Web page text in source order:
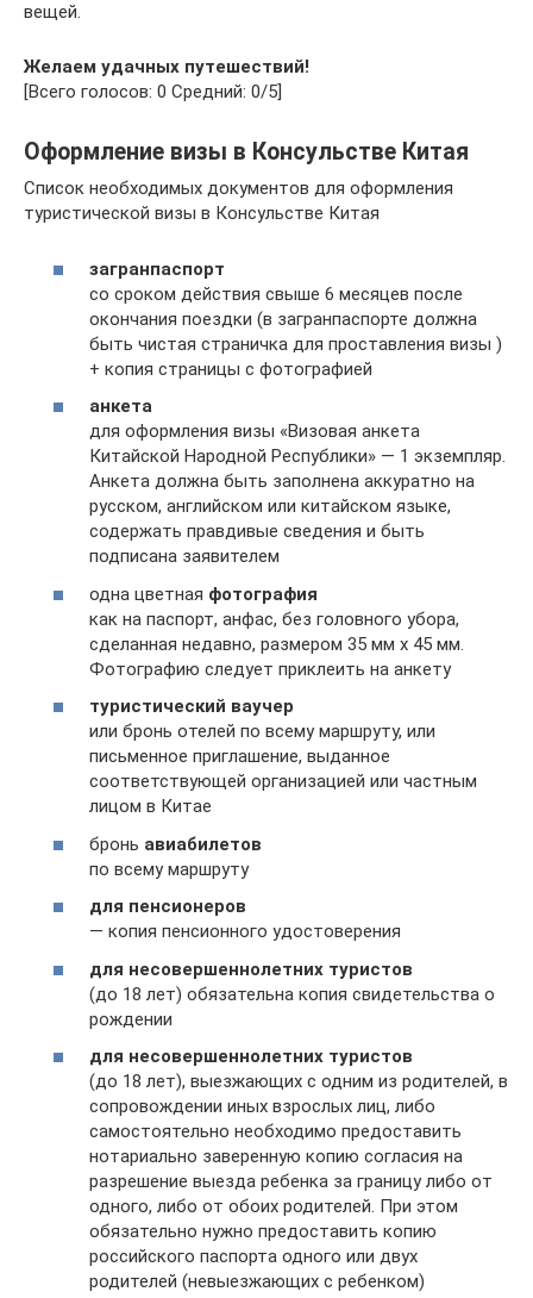
вещей.
Желаем удачных путешествий!
[Всего голосов: 0 Средний: 0/5]
Оформление визы в Консульстве Китая
Список необходимых документов для оформления
туристической визы в Консульстве Китая
загранпаспорт
со сроком действия свыше 6 месяцев после
окончания поездки (в загранпаспорте должна
быть чистая страничка для проставления визы )
+ копия страницы с фотографией
анкета
для оформления визы «Визовая анкета
Китайской Народной Республики» — 1 экземпляр.
Анкета должна быть заполнена аккуратно на
русском, английском или китайском языке,
содержать правдивые сведения и быть
подписана заявителем
одна цветная фотография
как на паспорт, анфас, без головного убора,
сделанная недавно, размером 35 мм х 45 мм.
Фотографию следует приклеить на анкету
туристический ваучер
или бронь отелей по всему маршруту, или
письменное приглашение, выданное
соответствующей организацией или частным
лицом в Китае
бронь авиабилетов
по всему маршруту
для пенсионеров
— копия пенсионного удостоверения
для несовершеннолетних туристов
(до 18 лет) обязательна копия свидетельства о
рождении
для несовершеннолетних туристов
(до 18 лет), выезжающих с одним из родителей, в
сопровождении иных взрослых лиц, либо
самостоятельно необходимо предоставить
нотариально заверенную копию согласия на
разрешение выезда ребенка за границу либо от
одного, либо от обоих родителей. При этом
обязательно нужно предоставить копию
российского паспорта одного или двух
родителей (невыезжающих с ребенком)